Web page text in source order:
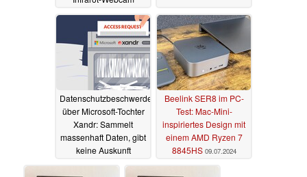
23.07.2024
Datenschutzbeschwerde
über Microsoft-Tochter
Xandr: Sammelt
massenhaft Daten, gibt
keine Auskunft
09.07.2024
Beelink SER8 im PC-
Test: Mac-Mini-
inspiriertes Design mit
einem AMD Ryzen 7
8845HS 09.07.2024